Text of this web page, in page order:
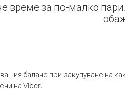
време за по-малко
баланс при закупуване на
на Viber.